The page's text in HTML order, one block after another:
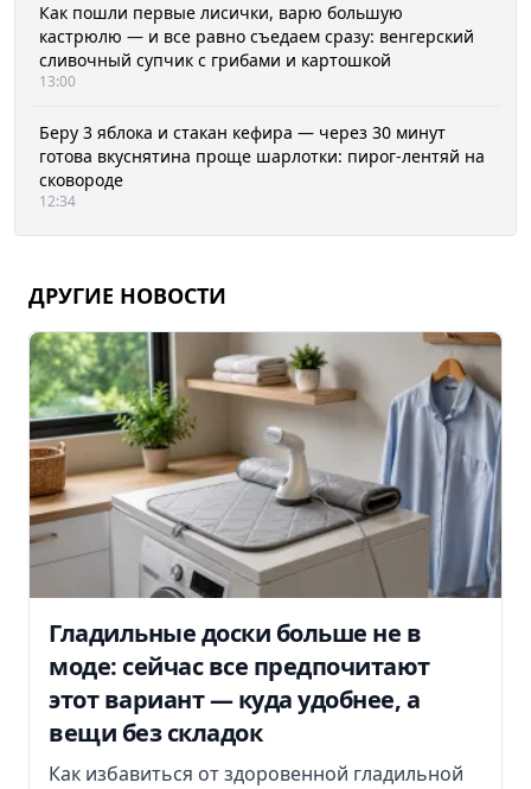
Как пошли первые лисички, варю большую
кастрюлю — и все равно съедаем сразу: венгерский
сливочный супчик с грибами и картошкой
13:00
Беру 3 яблока и стакан кефира — через 30 минут
готова вкуснятина проще шарлотки: пирог-лентяй на
сковороде
12:34
ДРУГИЕ НОВОСТИ
Гладильные доски больше не в
моде: сейчас все предпочитают
этот вариант — куда удобнее, а
вещи без складок
Как избавиться от здоровенной гладильной